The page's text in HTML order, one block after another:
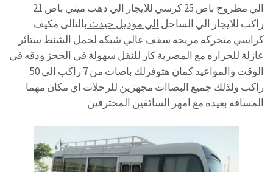
الي مطروح باص 25 كرسي للايجار الي دهب ميني باص 21
راكب للايجار الي الساحل الي موديل حيدث بالتالى مكيف
كراسي متحركه مريحه سقف عالي شبكه لحمل الشنط ستائر
عازلة للحراره مع المصرية كار للنقل سهولة في الحجز ودقه في
الوقت والمواعيد كمان هتوفرلك باصات من 7 راكب الي 50
راكب ولذلك جميع البصاات مجهزين للرحلات اي مكان مهما
المسافه بعيده مع امهر السائقين المحترفين